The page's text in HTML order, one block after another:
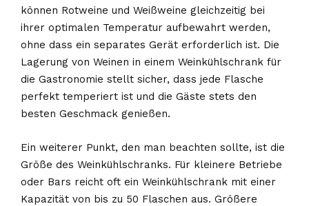
können Rotweine und Weißweine gleichzeitig bei
ihrer optimalen Temperatur aufbewahrt werden,
ohne dass ein separates Gerät erforderlich ist. Die
Lagerung von Weinen in einem Weinkühlschrank für
die Gastronomie stellt sicher, dass jede Flasche
perfekt temperiert ist und die Gäste stets den
besten Geschmack genießen.
Ein weiterer Punkt, den man beachten sollte, ist die
Größe des Weinkühlschranks. Für kleinere Betriebe
oder Bars reicht oft ein Weinkühlschrank mit einer
Kapazität von bis zu 50 Flaschen aus. Größere